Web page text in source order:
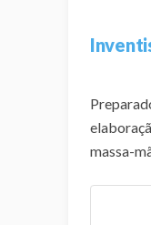
massa-